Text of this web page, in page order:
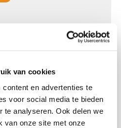
van cookies
en advertenties te
voor social media te bieden
te analyseren. Ook delen we
van onze site met onze